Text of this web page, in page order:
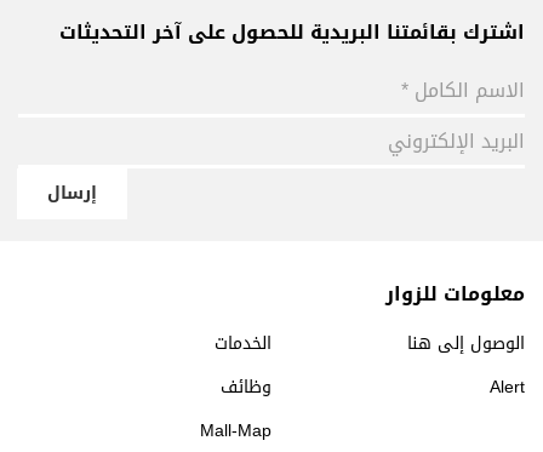
اشترك بقائمتنا البريدية للحصول على آخر التحديثات
إرسال
معلومات للزوار
الخدمات
الوصول إلى هنا
وظائف
Alert
Mall-Map